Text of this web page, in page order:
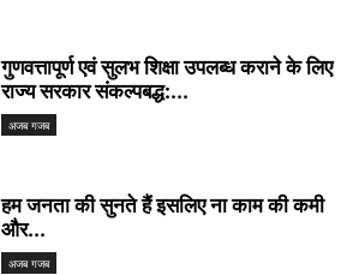
गुणवत्तापूर्ण एवं सुलभ शिक्षा उपलब्ध कराने के लिए
राज्य सरकार संकल्पबद्ध:...
अजब गजब
हम जनता की सुनते हैं इसलिए ना काम की कमी
और...
अजब गजब